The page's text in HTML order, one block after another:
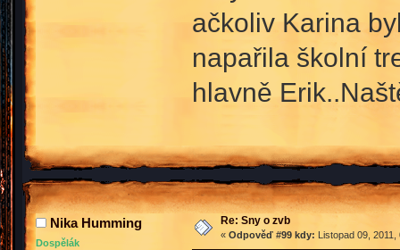
ačkoliv Karina
napařila školní
hlavně
Nika Humming
Dospělák
Re: Sny o zvb
« Odpověď #99 kdy: Listopad 09,